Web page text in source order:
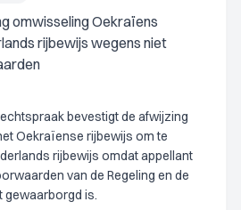
omwisseling Oekraïens
rijbewijs wegens niet
bevestigt de afwijzing
Oekraïense rijbewijs om te
rijbewijs omdat appellant
van de Regeling en de
gewaarborgd is.